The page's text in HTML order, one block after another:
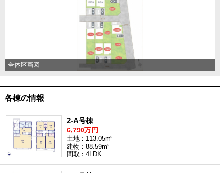
全体区画図
各棟の情報
2-A号棟
6,790万円
土地：113.05m²
建物：88.59m²
間取：4LDK